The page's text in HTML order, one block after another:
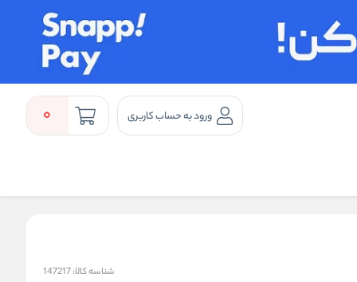
ورود به حساب کاربری 0
شناسه کالا:147217